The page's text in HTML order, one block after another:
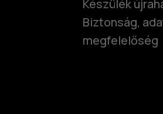
Készülék
Biztonság,
megfelelőség